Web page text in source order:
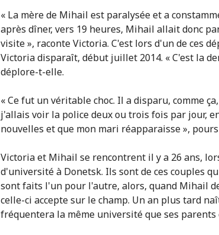
« La mère de Mihail est paralysée et a
après dîner, vers 19 heures, Mihail allait donc
visite », raconte Victoria. C'est lors d'un de ces
Victoria disparaît, début juillet 2014. « C'est la
déplore-t-elle.
« Ce fut un véritable choc. Il a disparu, comme
j'allais voir la police deux ou trois fois par jour,
nouvelles et que mon mari réapparaisse »,
Victoria et Mihail se rencontrent il y a 26 ans,
d'université à Donetsk. Ils sont de ces couples
sont faits l'un pour l'autre, alors, quand Mihail
celle-ci accepte sur le champ. Un an plus tard
fréquentera la même université que ses